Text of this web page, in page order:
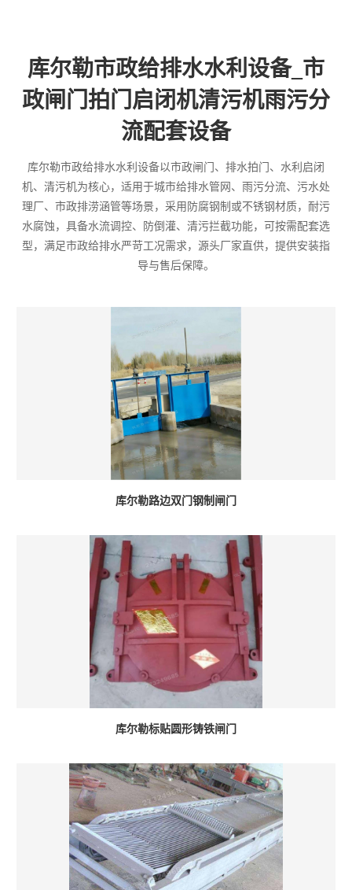
库尔勒市政给排水水利设备_市
政闸门拍门启闭机清污机雨污分
流配套设备
库尔勒市政给排水水利设备以市政闸门、排水拍门、水利启闭
机、清污机为核心，适用于城市给排水管网、雨污分流、污水处
理厂、市政排涝涵管等场景，采用防腐钢制或不锈钢材质，耐污
水腐蚀，具备水流调控、防倒灌、清污拦截功能，可按需配套选
型，满足市政给排水严苛工况需求，源头厂家直供，提供安装指
导与售后保障。
库尔勒路边双门钢制闸门
库尔勒标贴圆形铸铁闸门